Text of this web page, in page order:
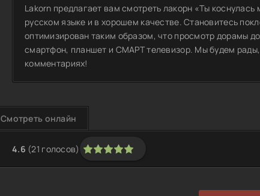
Lakorn предлагает вам смотреть лакорн «Ты
русском языке и в хорошем качестве. Становитесь
оптимизирован таким образом, что просмотр дорамы
смартфон, планшет и СМАРТ телевизор. Мы будем рады,
комментариях!
Смотреть онлайн
4.6 (21 голосов)
1 2 3 4 5